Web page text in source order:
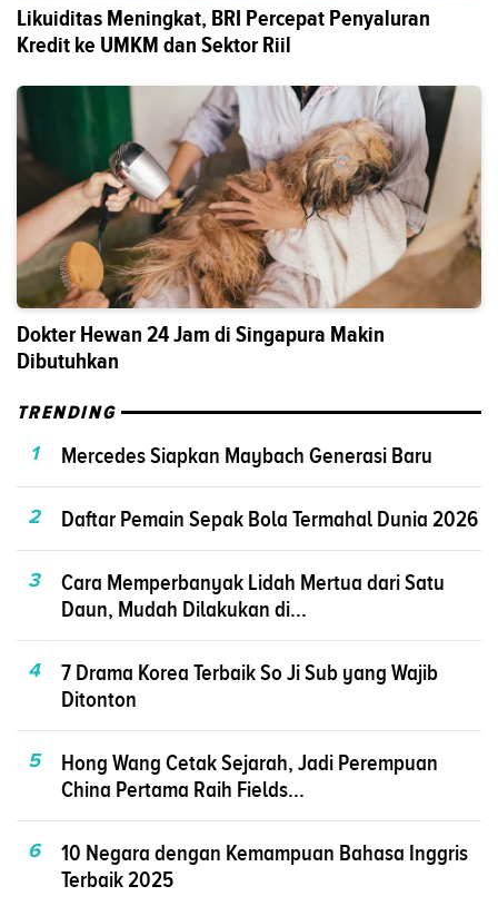
Likuiditas Meningkat, BRI Percepat Penyaluran
Kredit ke UMKM dan Sektor Riil
Dokter Hewan 24 Jam di Singapura Makin
Dibutuhkan
TRENDING
1
Mercedes Siapkan Maybach Generasi Baru
2 Daftar Pemain Sepak Bola Termahal Dunia 2026
3
Cara Memperbanyak Lidah Mertua dari Satu
Daun, Mudah Dilakukan di...
4
7 Drama Korea Terbaik So Ji Sub yang Wajib
Ditonton
5
Hong Wang Cetak Sejarah, Jadi Perempuan
China Pertama Raih Fields...
6
10 Negara dengan Kemampuan Bahasa Inggris
Terbaik 2025